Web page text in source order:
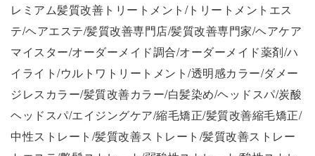
レミアム髪質改善トリートメント/トリートメントエス
テ/ヘアエステ/髪質改善専門店/髪質改善専門家/ヘアケア
マイスター/オーダーメイド調合/オーダーメイド薬剤/ハ
イライト/ウルトワトリートメント/透明感カラー/ダメー
ジレスカラー/髪質改善カラー/白髪染め/ヘッドスパ/炭酸
ヘッドスパ/エイジングケア/縮毛矯正/髪質改善縮毛矯正/
中性ストレート/髪質改善ストレート/髪質改善ストレー